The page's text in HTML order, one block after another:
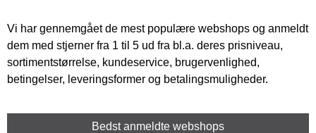
Vi har gennemgået de mest populære webshops og anmeldt
dem med stjerner fra 1 til 5 ud fra bl.a. deres prisniveau,
sortimentstørrelse, kundeservice, brugervenlighed,
betingelser, leveringsformer og betalingsmuligheder.
Bedst anmeldte webshops